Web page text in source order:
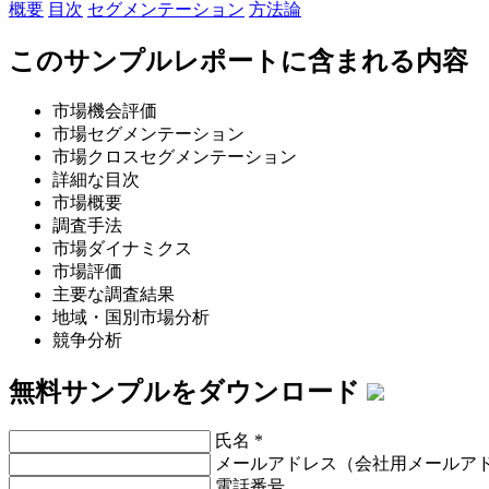
概要 目次 セグメンテーション 方法論
このサンプルレポートに含まれる内容
市場機会評価
市場セグメンテーション
市場クロスセグメンテーション
詳細な目次
市場概要
調査手法
市場ダイナミクス
市場評価
主要な調査結果
地域・国別市場分析
競争分析
無料サンプルをダウンロード
氏名 *
メールアドレス（会社用メールア